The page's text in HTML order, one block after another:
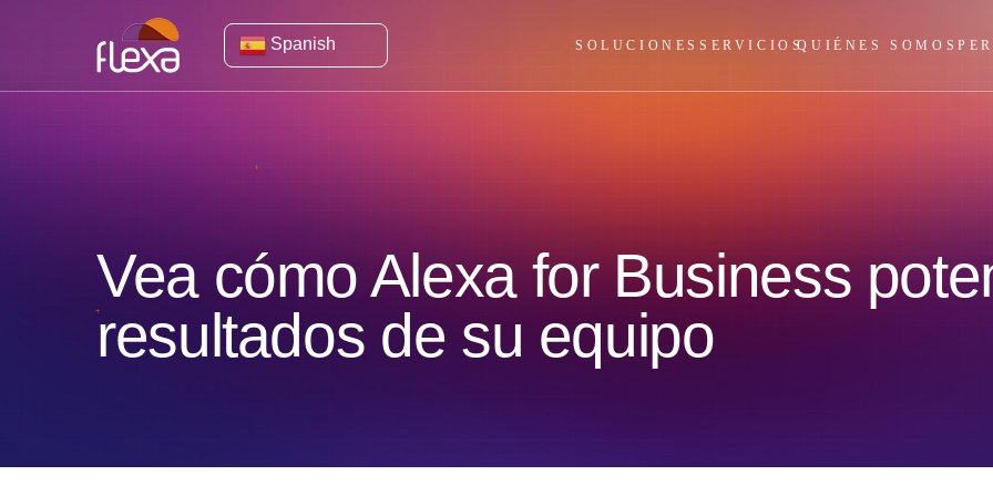
Spanish SOLUCIONES SERVICIOSQUIÉNES SOMOS
Vea cómo Alexa for Business
resultados de su equipo